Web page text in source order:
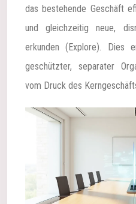
das bestehende Geschäft
und gleichzeitig neue,
erkunden (Explore). Dies
geschützter, separater
vom Druck des